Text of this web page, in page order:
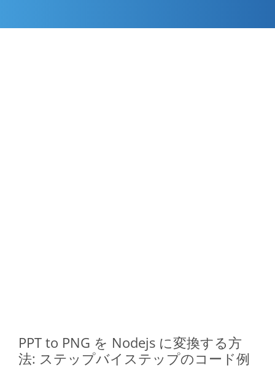
PPT to PNG を Nodejs に変換する方
法: ステップバイステップのコード例